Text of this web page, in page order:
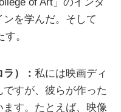
を学んだ。そして
。
）： 私には映画ディ
すが、彼らが作った
す。たとえば、映像